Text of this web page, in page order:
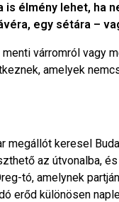
élmény lehet, ha
egy sétára –
várromról vagy
amelyek
megállót keresel
az útvonalba,
tó, amelynek
erőd különösen